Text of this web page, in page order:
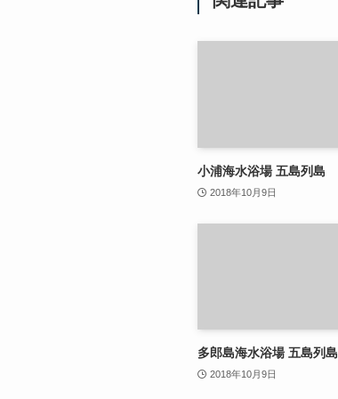
小浦海水浴場 五島列島
2018年10月9日
多郎島海水浴場 五島列島
2018年10月9日